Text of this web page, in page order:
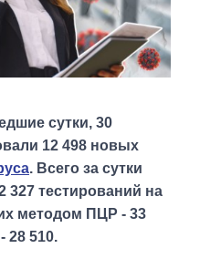
сутки, 30
12 498 новых
. Всего за сутки
327 тестирований на
методом ПЦР - 33
28 510.